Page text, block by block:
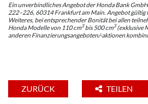
Ein unverbindliches Angebot der Honda Bank
222–226, 60314 Frankfurt am Main. Angebot gültig
Weiteres, bei entsprechender Bonität bei allen
Honda Modelle von 110 cm3bis 500 cm3(exklusive
anderen Finanzierungsangeboten/-aktionen
ZURÜCK TEILEN